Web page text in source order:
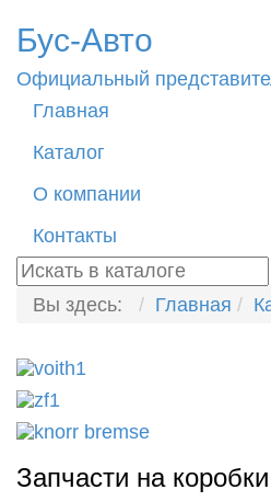
Бус-Авто
Официальный
Главная
Каталог
О компании
Контакты
Вы здесь: Главная
Запчасти на коробки